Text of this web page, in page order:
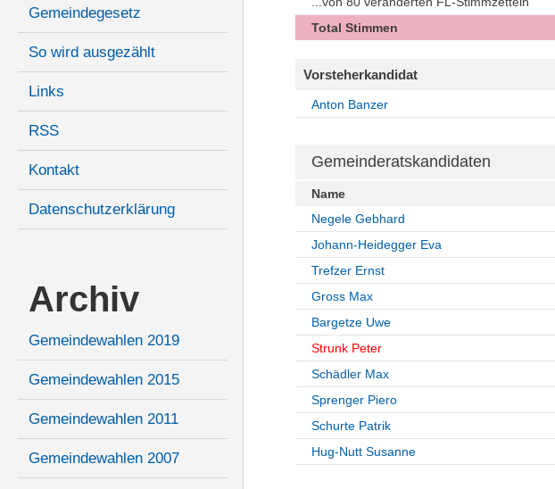
Gemeindegesetz
So wird ausgezählt
Links
RSS
Kontakt
Datenschutzerklärung
Archiv
Gemeindewahlen 2019
Gemeindewahlen 2015
Gemeindewahlen 2011
Gemeindewahlen 2007
Total Stimmen
Vorsteherkandidat
Anton Banzer
Gemeinderatskandidaten
Name
Negele Gebhard
Johann-Heidegger Eva
Trefzer Ernst
Gross Max
Bargetze Uwe
Strunk Peter
Schädler Max
Sprenger Piero
Schurte Patrik
Hug-Nutt Susanne